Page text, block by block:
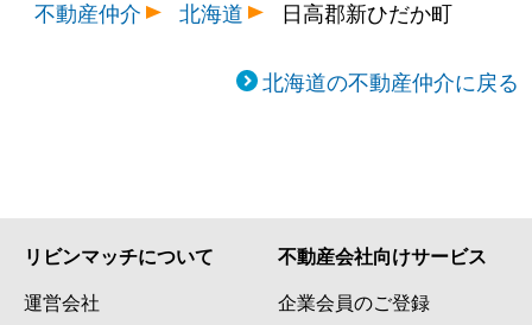
不動産仲介
北海道 日高郡新ひだか町
北海道の不動産仲介に戻る
リビンマッチについて
運営会社
不動産会社向けサービス
企業会員のご登録